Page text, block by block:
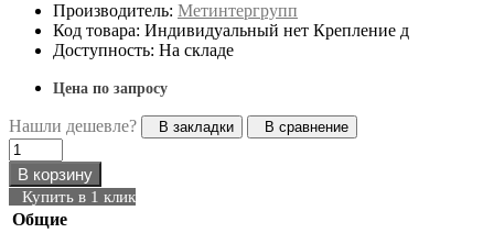
Производитель: Метинтергрупп
Код товара: Индивидуальный нет Крепление д
Доступность: На складе
Цена по запросу
Нашли дешевле? В закладки В сравнение
В корзину
Купить в 1 клик
Общие